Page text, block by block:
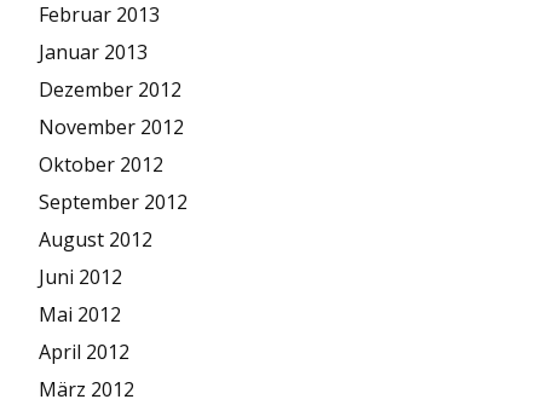
Februar 2013
Januar 2013
Dezember 2012
November 2012
Oktober 2012
September 2012
August 2012
Juni 2012
Mai 2012
April 2012
März 2012